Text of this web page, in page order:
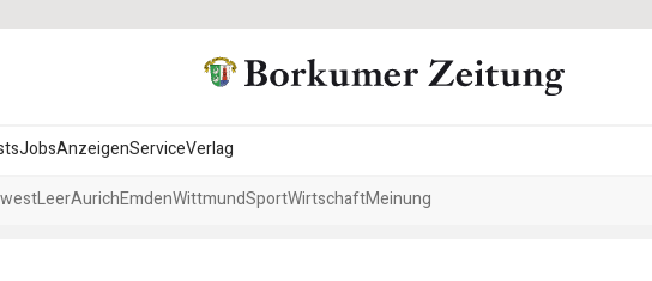
JobsAnzeigenServiceVerlag
LeerAurichEmdenWittmundSportWirtschaftMeinung